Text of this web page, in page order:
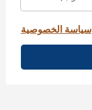
سياسة الخصوصية